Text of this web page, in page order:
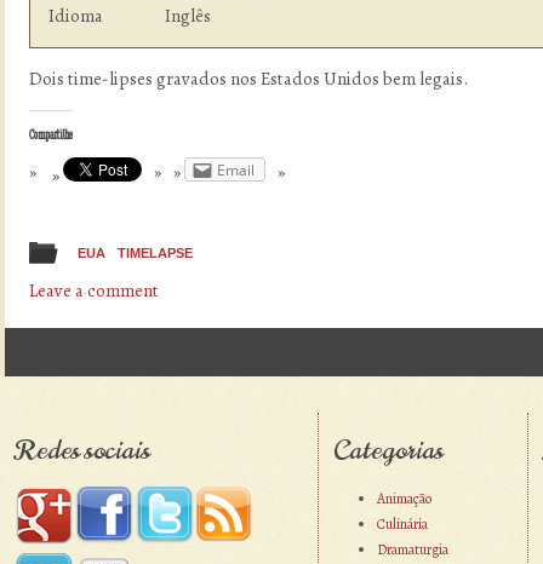
Idioma  	        Inglês
Dois time-lipses gravados nos Estados Unidos bem legais.
Compartilhe
Email
EUA TIMELAPSE
Leave a comment
Post navigation
Redes sociais Categorias
Animação
Culinária
Dramaturgia